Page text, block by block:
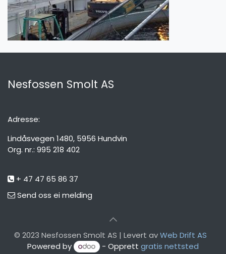
Nesfossen Smolt AS
Adresse:
Lindåsvegen 1480, 5956 Hundvin
Org. nr.: 995 218 402
+ 47 47 65 86 37
Send oss ei melding
© 2023 Nesfossen Smolt AS | Levert avWeb Drift AS
Powered by
- Opprett gratis nettsted